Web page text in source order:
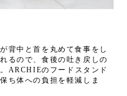
背中と首を丸めて食事をし
るので、食後の吐き戻しの
ARCHIEのフードスタンド
ち体への負担を軽減しま